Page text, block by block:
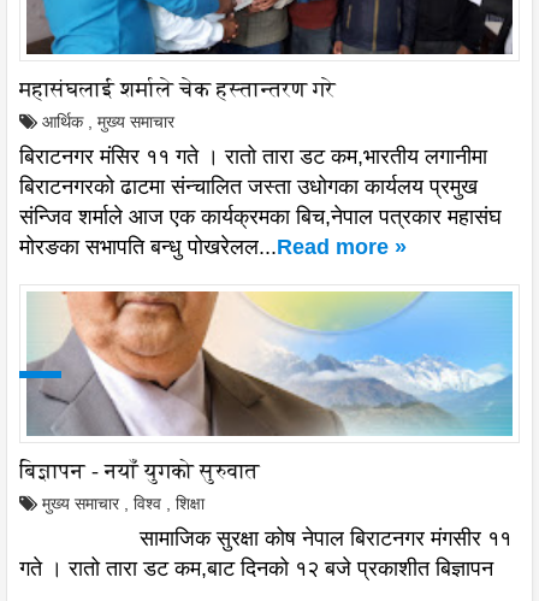
महासंघलाई शर्माले चेक हस्तान्तरण गरे
आर्थिक मुख्य समाचार
बिराटनगर मंसिर ११ गते । रातो तारा डट कम,भारतीय लगानीमा
बिराटनगरको ढाटमा संन्चालित जस्ता उधोगका कार्यलय प्रमुख
संन्जिव शर्माले आज एक कार्यक्रमका बिच,नेपाल पत्रकार महासंघ
मोरङका सभापति बन्धु पोखरेलल...Read more »
बिज्ञापन - नयाँ युगको सुरुवात
मुख्य समाचार विश्व शिक्षा
सामाजिक सुरक्षा कोष नेपाल बिराटनगर मंगसीर ११
गते । रातो तारा डट कम,बाट दिनको १२ बजे प्रकाशीत बिज्ञापन